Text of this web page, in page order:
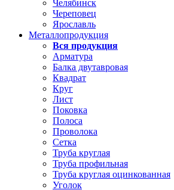
Челябинск
Череповец
Ярославль
Металлопродукция
Вся продукция
Арматура
Балка двутавровая
Квадрат
Круг
Лист
Поковка
Полоса
Проволока
Сетка
Труба круглая
Труба профильная
Труба круглая оцинкованная
Уголок